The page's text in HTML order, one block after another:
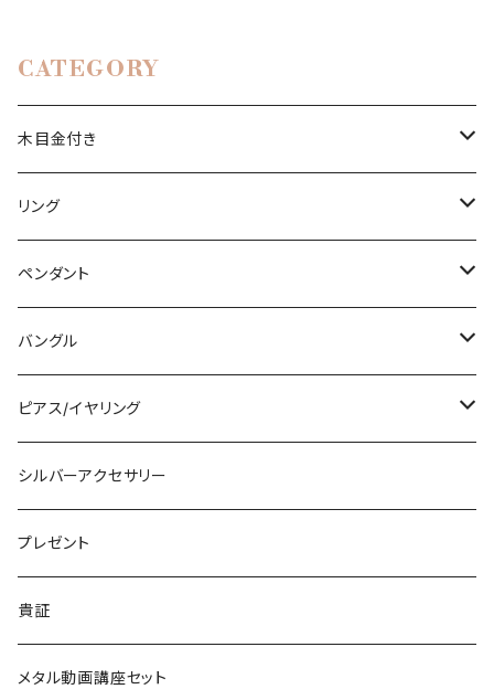
CATEGORY
木目金付き
リング
ペンダント
バングル
リング
石付きシルバーリング
槌目リング
プレーンリング
シルバーリング
木目金付リング
石付きリング
ペンダント
木目金付ペンダント
石付きペンダント
バングル
シルバーバングル
木目金付バングル
ピアス/イヤリング
シルバーピアス
シルバーイヤリング
シルバーイヤカフ
金継ぎ
シルバーアクセサリー
プレゼント
貴証
メタル動画講座セット